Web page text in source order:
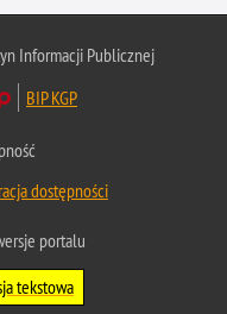
Informacji Publicznej
BIP KGP
dostępności
portalu
tekstowa